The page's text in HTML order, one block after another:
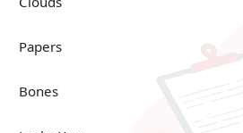
Papers
Bones